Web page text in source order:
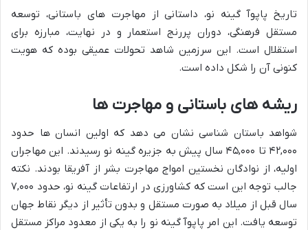
تاریخ پاپوآ گینه نو، داستانی از مهاجرت های باستانی، توسعه
مستقل فرهنگی، دوران پررنج استعمار و در نهایت، مبارزه برای
استقلال است. این سرزمین شاهد تحولات عمیقی بوده که هویت
کنونی آن را شکل داده است.
ریشه های باستانی و مهاجرت ها
شواهد باستان شناسی نشان می دهد که اولین انسان ها حدود
۴۲,۰۰۰ تا ۴۵,۰۰۰ سال پیش به جزیره گینه نو رسیدند. این مهاجران
اولیه، از نوادگان نخستین امواج مهاجرت بشر از آفریقا بودند. نکته
جالب توجه این است که کشاورزی در ارتفاعات گینه نو، حدود ۷,۰۰۰
سال قبل از میلاد به صورت مستقل و بدون تأثیر از دیگر نقاط جهان
توسعه یافت. این امر پاپوآ گینه نو را به یکی از معدود مراکز مستقل